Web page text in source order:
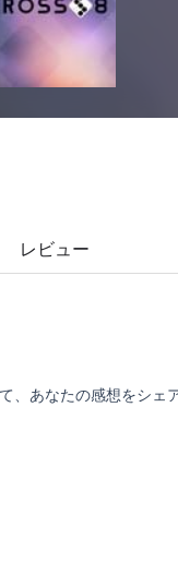
レビュー
、あなたの感想をシェ